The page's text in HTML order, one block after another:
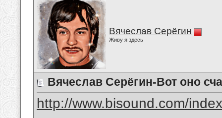
Вячеслав Серёгин
Живу я здесь
Вячеслав Серёгин-Вот оно
http://www.bisound.com/